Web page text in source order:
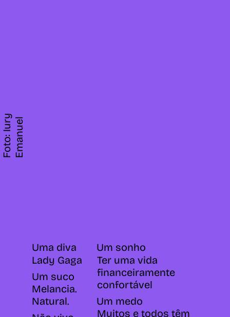
Uma diva
Lady Gaga
Um suco
Melancia.
Natural.
Um sonho
Ter uma vida
financeiramente
confortável
Um medo
Muitos e todos têm
F
o
t
o
:
I
u
r
y
E
m
a
n
u
el